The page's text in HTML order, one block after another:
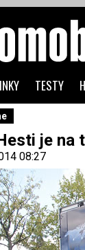
je na
08:27
TESTY